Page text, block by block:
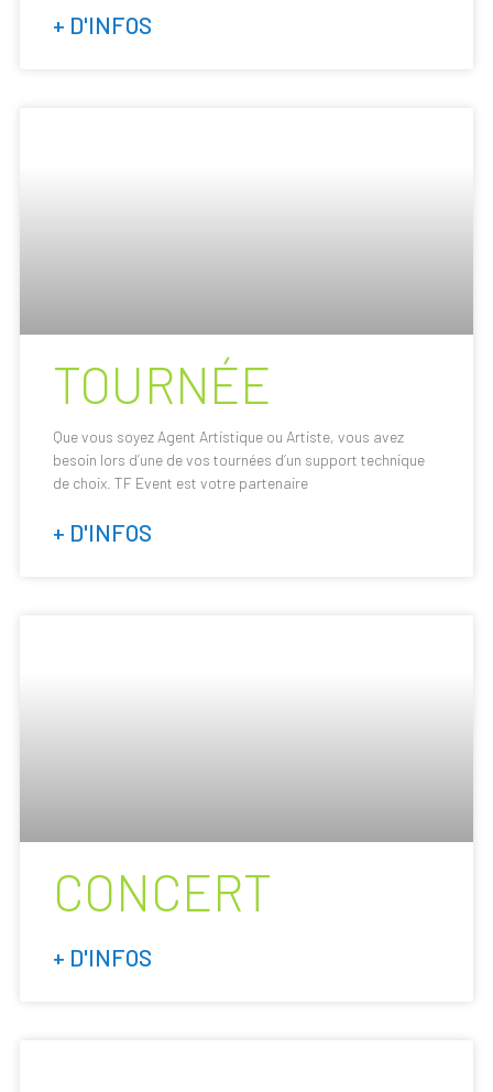
+ D'INFOS
TOURNÉE
Que vous soyez Agent Artistique ou Artiste, vous avez
besoin lors d’une de vos tournées d’un support technique
de choix. TF Event est votre partenaire
+ D'INFOS
CONCERT
+ D'INFOS